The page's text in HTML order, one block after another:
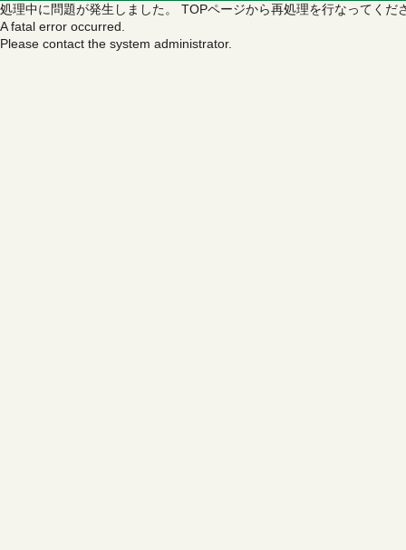
処理中に問題が発生しました。 TOPページから再処理を行なってくだ
A fatal error occurred.
Please contact the system administrator.